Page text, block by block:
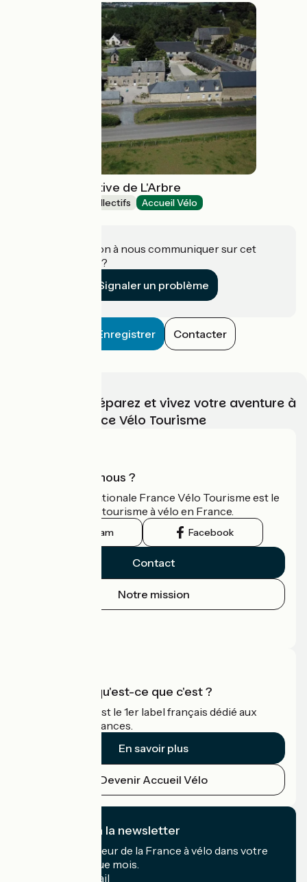
Auberge collective de L'Arbre
Hébergements collectifs Accueil Vélo
Une information à nous communiquer sur cet
établissement ?
Signaler un problème
Enregistrer Contacter
Choisissez, préparez et vivez votre aventure à
vélo avec France Vélo Tourisme
Qui sommes-nous ?
L'association nationale France Vélo Tourisme est le
guide officiel du tourisme à vélo en France.
Instagram Facebook
Contact
Notre mission
Accueil Vélo qu'est-ce que c'est ?
Accueil Vélo c'est le 1er label français dédié aux
cyclistes en vacances.
En savoir plus
Devenir Accueil Vélo
Je m'abonne à la newsletter
Recevez le meilleur de la France à vélo dans votre
boîte mail chaque mois.
Mon adresse mail